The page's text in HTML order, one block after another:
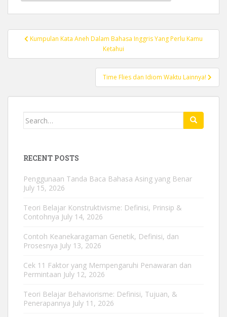
PostKumpulan Kata Aneh Dalam Bahasa Inggris Yang Perlu Kamu
Ketahui
Time Flies dan Idiom Waktu Lainnya!
Search
RECENT POSTS
Penggunaan Tanda Baca Bahasa Asing yang Benar
July 15, 2026
Teori Belajar Konstruktivisme: Definisi, Prinsip &
Contohnya July 14, 2026
Contoh Keanekaragaman Genetik, Definisi, dan
Prosesnya July 13, 2026
Cek 11 Faktor yang Mempengaruhi Penawaran dan
Permintaan July 12, 2026
Teori Belajar Behaviorisme: Definisi, Tujuan, &
Penerapannya July 11, 2026